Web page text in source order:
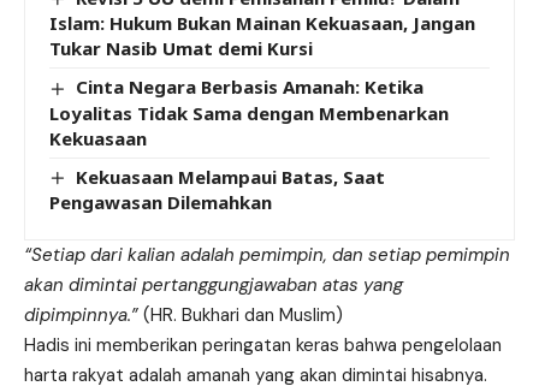
Islam: Hukum Bukan Mainan Kekuasaan, Jangan
Tukar Nasib Umat demi Kursi
Cinta Negara Berbasis Amanah: Ketika
Loyalitas Tidak Sama dengan Membenarkan
Kekuasaan
Kekuasaan Melampaui Batas, Saat
Pengawasan Dilemahkan
“Setiap dari kalian adalah pemimpin, dan setiap pemimpin
akan dimintai pertanggungjawaban atas yang
dipimpinnya.” (HR. Bukhari dan Muslim)
Hadis ini memberikan peringatan keras bahwa pengelolaan
harta rakyat adalah amanah yang akan dimintai hisabnya.